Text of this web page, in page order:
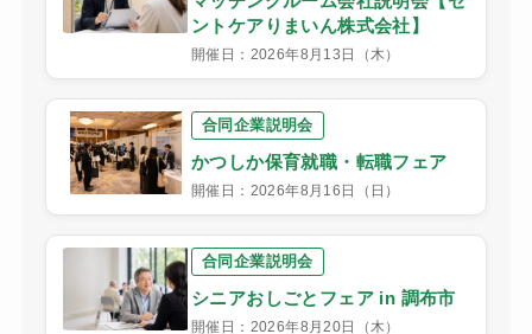
ントケアりまいん株式会社】
開催日：2026年8月13日（木）
合同企業説明会
かつしか保育就職・転職フェア
開催日：2026年8月16日（日）
合同企業説明会
シニアおしごとフェア in 調布市
開催日：2026年8月20日（木）